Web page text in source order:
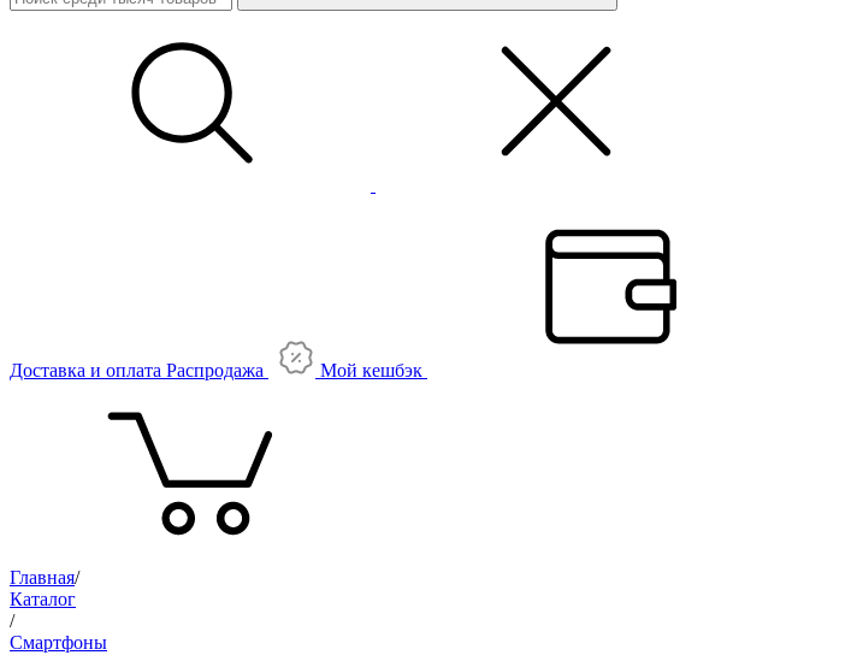
Доставка и оплата Распродажа Мой кешбэк
Главная/
Каталог
/
Смартфоны